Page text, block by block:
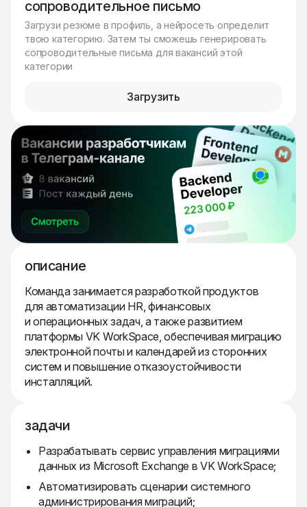
сопроводительное письмо
Загрузи резюме в профиль, а нейросеть определит
твою категорию. Затем ты сможешь генерировать
сопроводительные письма для вакансий этой
категории
Загрузить
описание
Команда занимается разработкой продуктов
для автоматизации HR, финансовых
и операционных задач, а также развитием
платформы VK WorkSpace, обеспечивая миграцию
электронной почты и календарей из сторонних
систем и повышение отказоустойчивости
инсталляций.
задачи
Разрабатывать сервис управления миграциями
данных из Microsoft Exchange в VK WorkSpace;
Автоматизировать сценарии системного
администрирования миграций;